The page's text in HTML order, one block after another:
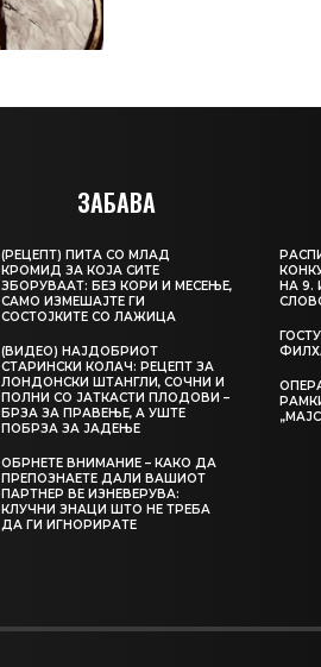
ЗАБАВА
(РЕЦЕПТ) ПИТА СО МЛАД
КРОМИД ЗА КОЈА СИТЕ
ЗБОРУВААТ: БЕЗ КОРИ И МЕСЕЊЕ,
САМО ИЗМЕШАЈТЕ ГИ
СОСТОЈКИТЕ СО ЛАЖИЦА
(ВИДЕО) НАЈДОБРИОТ
СТАРИНСКИ КОЛАЧ: РЕЦЕПТ ЗА
ЛОНДОНСКИ ШТАНГЛИ, СОЧНИ И
ПОЛНИ СО ЈАТКАСТИ ПЛОДОВИ –
БРЗА ЗА ПРАВЕЊЕ, А УШТЕ
ПОБРЗА ЗА ЈАДЕЊЕ
ОБРНЕТЕ ВНИМАНИЕ – КАКО ДА
ПРЕПОЗНАЕТЕ ДАЛИ ВАШИОТ
ПАРТНЕР ВЕ ИЗНЕВЕРУВА:
КЛУЧНИ ЗНАЦИ ШТО НЕ ТРЕБА
ДА ГИ ИГНОРИРАТЕ
НА 9.